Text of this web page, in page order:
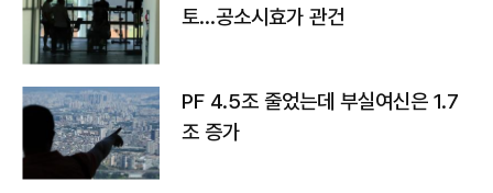
토…공소시효가 관건
PF 4.5조 줄었는데 부실여신은 1.7
조 증가